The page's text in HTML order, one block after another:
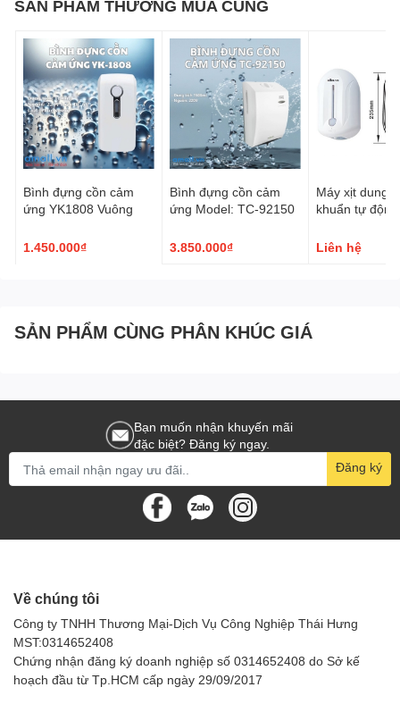
SẢN PHẨM THƯỜNG MUA CÙNG
Bình đựng cồn cảm
ứng YK1808 Vuông
1.450.000₫
Bình đựng cồn cảm
ứng Model: TC-92150
3.850.000₫
Máy xịt dung
khuẩn tự
Liên hệ
SẢN PHẨM CÙNG PHÂN KHÚC GIÁ
Bạn muốn nhận khuyến mãi
đặc biệt? Đăng ký ngay.
Đăng ký
Về chúng tôi
Công ty TNHH Thương Mại-Dịch Vụ Công Nghiệp Thái Hưng
MST:0314652408
Chứng nhận đăng ký doanh nghiệp số 0314652408 do Sở kế
hoạch đầu từ Tp.HCM cấp ngày 29/09/2017